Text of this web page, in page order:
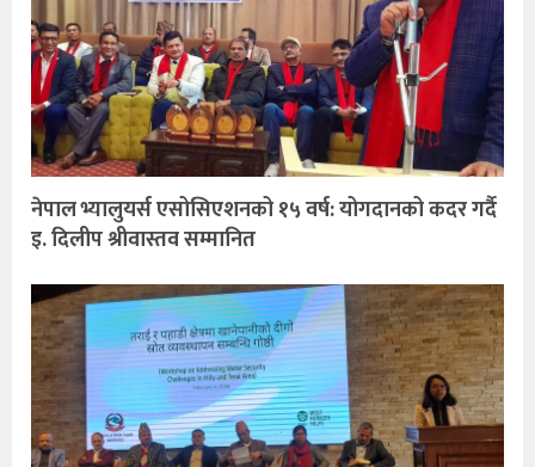
नेपाल भ्यालुयर्स एसोसिएशनको १५ वर्ष: योगदानको कदर गर्दै
इ. दिलीप श्रीवास्तव सम्मानित